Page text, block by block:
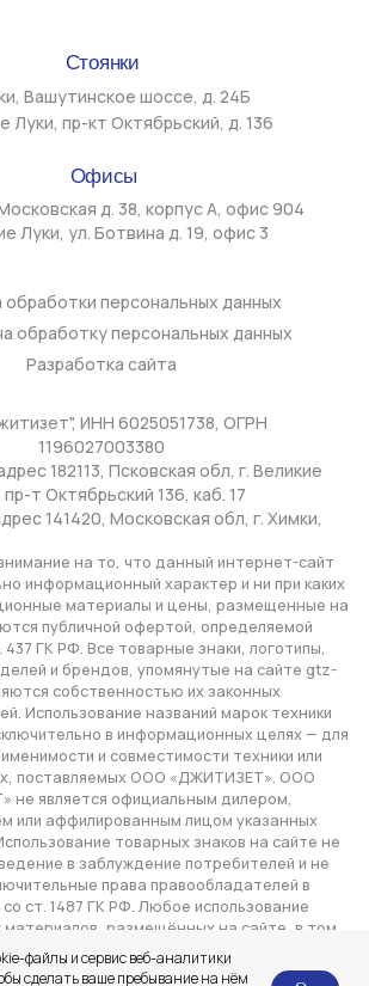
и совместимости техники или
ООО «ДЖИТИЗЕТ». ООО
официальным дилером,
лицом указанных
товарных знаков на сайте не
заблуждение потребителей и не
размещённых на сайте, в том
иные действия, считающиеся
со ст. 1270 ГК РФ, без
«Джитизет» не допускается за
файлы и сервис веб-аналитики
сделать ваше пребывание на нём